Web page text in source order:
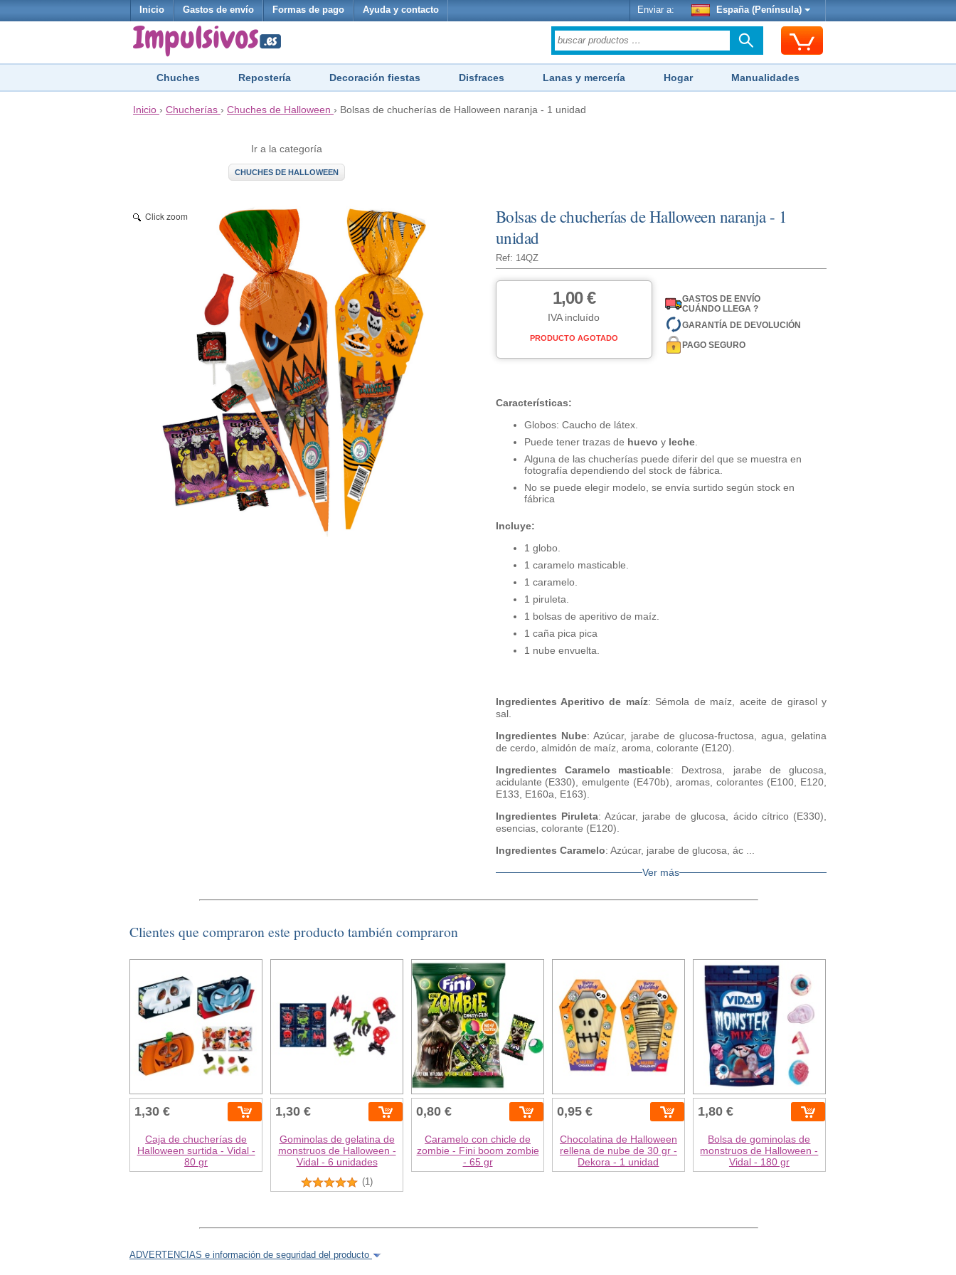
Inicio Gastos de envío Formas de pago Ayuda y contacto Enviar a: España (Península)
Chuches Repostería Decoración fiestas Disfraces Lanas y mercería Hogar Manualidades
Inicio › Chucherías › Chuches de Halloween › Bolsas de chucherías de Halloween naranja - 1 unidad
Ir a la categoría
CHUCHES DE HALLOWEEN
Bolsas de chucherías de Halloween naranja - 1
unidad
Ref: 14QZ
Click zoom
1,00 €
IVA incluído
PRODUCTO AGOTADO
GASTOS DE ENVÍO
CUÁNDO LLEGA ?
GARANTÍA DE DEVOLUCIÓN
PAGO SEGURO
Características:
Globos: Caucho de látex.
Puede tener trazas de huevo y leche.
Alguna de las chucherías puede diferir del que se muestra en
fotografía dependiendo del stock de fábrica.
No se puede elegir modelo, se envía surtido según stock en
fábrica
Incluye:
1 globo.
1 caramelo masticable.
1 caramelo.
1 piruleta.
1 bolsas de aperitivo de maíz.
1 caña pica pica
1 nube envuelta.
Ingredientes Aperitivo de maíz: Sémola de maíz, aceite de girasol y
sal.
Ingredientes Nube: Azúcar, jarabe de glucosa-fructosa, agua, gelatina
de cerdo, almidón de maíz, aroma, colorante (E120).
Ingredientes Caramelo masticable: Dextrosa, jarabe de glucosa,
acidulante (E330), emulgente (E470b), aromas, colorantes (E100, E120,
E133, E160a, E163).
Ingredientes Piruleta: Azúcar, jarabe de glucosa, ácido cítrico (E330),
esencias, colorante (E120).
Ingredientes Caramelo: Azúcar, jarabe de glucosa, ác ...
Ver más
Clientes que compraron este producto también compraron
1,30 €
Caja de chucherías de
Halloween surtida - Vidal -
80 gr
1,30 €
Gominolas de gelatina de
monstruos de Halloween -
Vidal - 6 unidades
(1)
0,80 €
Caramelo con chicle de
zombie - Fini boom zombie
- 65 gr
0,95 €
Chocolatina de Halloween
rellena de nube de 30 gr -
Dekora - 1 unidad
1,80 €
Bolsa de gominolas de
monstruos de Halloween -
Vidal - 180 gr
ADVERTENCIAS e información de seguridad del producto